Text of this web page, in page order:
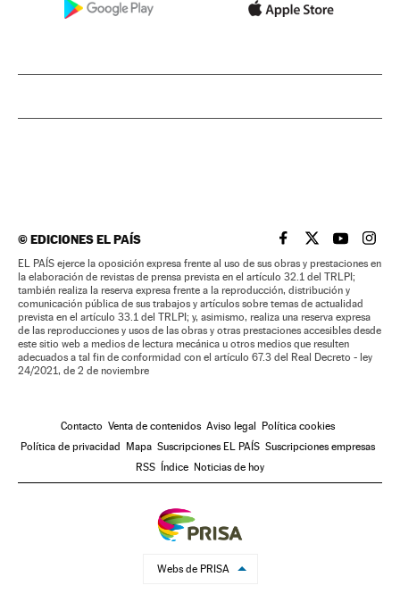
©EDICIONES EL PAÍS EL PAÍS BRASIL EN
EL PAÍSEL PAÍS
EL
EL PAÍS ejerce la oposición expresa frente al uso de sus obras y prestaciones en
la elaboración de revistas de prensa prevista en el artículo 32.1 del TRLPI;
también realiza la reserva expresa frente a la reproducción, distribución y
comunicación pública de sus trabajos y artículos sobre temas de actualidad
prevista en el artículo 33.1 del TRLPI; y, asimismo, realiza una reserva expresa
de las reproducciones y usos de las obras y otras prestaciones accesibles desde
este sitio web a medios de lectura mecánica u otros medios que resulten
adecuados a tal fin de conformidad con el artículo 67.3 del Real Decreto - ley
24/2021, de 2 de noviembre
Contacto Venta de contenidos Aviso legal
Política cookies
Política de privacidad
Mapa Suscripciones EL PAÍS Suscripciones empresas
RSS
Índice Noticias de hoy
Webs de PRISA